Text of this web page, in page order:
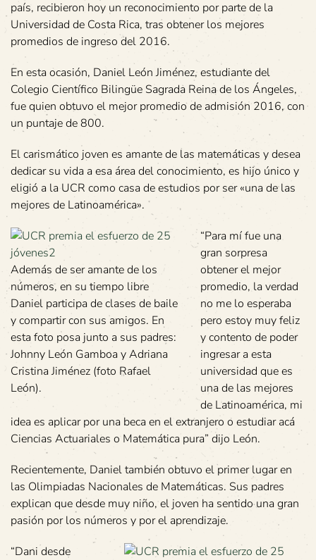
país, recibieron hoy un reconocimiento por parte de la
Universidad de Costa Rica, tras obtener los mejores
promedios de ingreso del 2016.
En esta ocasión, Daniel León Jiménez, estudiante del
Colegio Científico Bilingüe Sagrada Reina de los Ángeles,
fue quien obtuvo el mejor promedio de admisión 2016, con
un puntaje de 800.
El carismático joven es amante de las matemáticas y desea
dedicar su vida a esa área del conocimiento, es hijo único y
eligió a la UCR como casa de estudios por ser «una de las
mejores de Latinoamérica».
Además de ser amante de los
números, en su tiempo libre
Daniel participa de clases de baile
y compartir con sus amigos. En
esta foto posa junto a sus padres:
Johnny León Gamboa y Adriana
Cristina Jiménez (foto Rafael
León).
“Para mí fue una
gran sorpresa
obtener el mejor
promedio, la verdad
no me lo esperaba
pero estoy muy feliz
y contento de poder
ingresar a esta
universidad que es
una de las mejores
de Latinoamérica, mi
idea es aplicar por una beca en el extranjero o estudiar acá
Ciencias Actuariales o Matemática pura” dijo León.
Recientemente, Daniel también obtuvo el primer lugar en
las Olimpiadas Nacionales de Matemáticas. Sus padres
explican que desde muy niño, el joven ha sentido una gran
pasión por los números y por el aprendizaje.
“Dani desde